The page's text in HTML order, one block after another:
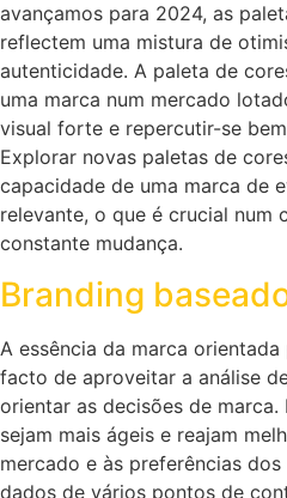
avançamos para 2024, as
reflectem uma mistura de
autenticidade. A paleta de
uma marca num mercado
visual forte e repercutir-se
Explorar novas paletas de
capacidade de uma marca de
relevante, o que é crucial num
constante mudança.
Branding
A essência da marca
facto de aproveitar a análise
orientar as decisões de marca.
sejam mais ágeis e reajam
mercado e às preferências
dados de vários pontos de